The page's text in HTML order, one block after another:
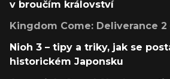
v broučím království
Kingdom Come: Deliverance
Nioh 3 – tipy a triky, jak se
historickém Japonsku